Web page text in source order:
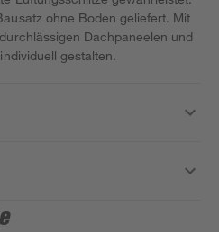
ohne Boden geliefert. Mit
Dachpaneelen und
gestalten.